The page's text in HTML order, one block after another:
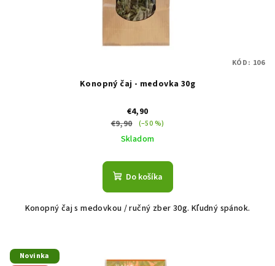
Konopný čaj - medovka 30g
€4,90
€9,90
(–50 %)
Skladom
Do košíka
Konopný čaj s medovkou / ručný zber 30g. Kľudný spánok.
KÓD: 106
Novinka